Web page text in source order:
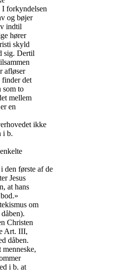
I forkyndelsen
og bøjer
indtil
hører
skyld
sig. Dertil
afløser
finder det
som to
mellem
en
ikke
i b.
den første af de
Jesus
at hans
om
Christen
Art. III,
dåben.
menneske,
i b. at